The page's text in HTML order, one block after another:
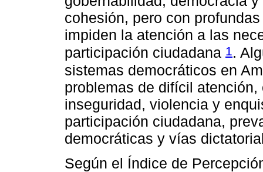
cohesión, pero con
impiden la atención a las
participación ciudadana 1 .
sistemas democráticos en
problemas de difícil
inseguridad, violencia y
participación ciudadana,
democráticas y vías
Según el Índice de